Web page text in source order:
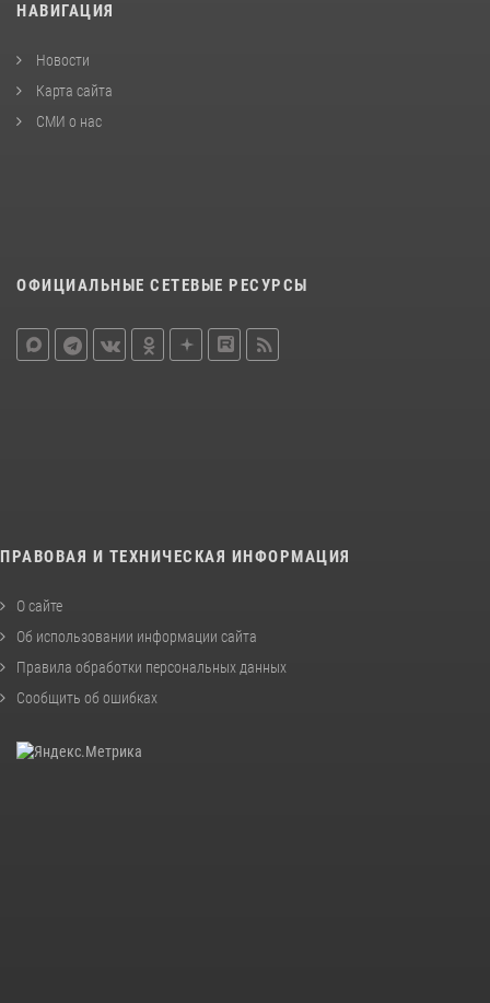
НАВИГАЦИЯ
Новости
Карта сайта
СМИ о нас
ОФИЦИАЛЬНЫЕ СЕТЕВЫЕ РЕСУРСЫ
ПРАВОВАЯ И ТЕХНИЧЕСКАЯ ИНФОРМАЦИЯ
О сайте
Об использовании информации сайта
Правила обработки персональных данных
Сообщить об ошибках